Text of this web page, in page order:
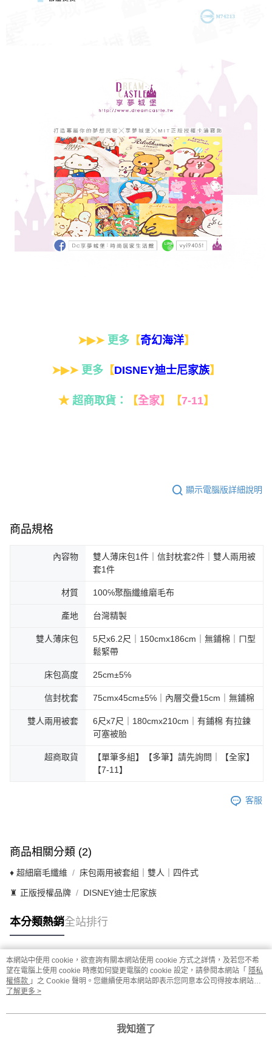
➤▶➤ 更多【奇幻海洋】
➤▶➤ 更多 【DISNEY迪士尼家族】
★ 超商取貨： 【全家】 【7-11】
顯示電腦版詳細說明
商品規格
內容物
雙人薄床包1件｜信封枕套2件｜雙人兩用被
套1件
材質 100℅聚酯纖維磨毛布
產地 台灣精製
雙人薄床包
5尺x6.2尺｜150cmx186cm｜無鋪棉｜ㄇ型
鬆緊帶
床包高度 25cm±5℅
信封枕套 75cmx45cm±5℅｜內層交疊15cm｜無鋪棉
雙人兩用被套
6尺x7尺｜180cmx210cm｜有鋪棉 有拉鍊
可塞被胎
超商取貨
【單筆多組】【多筆】請先詢問｜【全家】
【7-11】
客服
商品相關分類 (2)
♦ 超細磨毛纖維 床包兩用被套組｜雙人｜四件式
♜ 正版授權品牌 DISNEY迪士尼家族
本分類熱銷全站排行
熱門標籤
本網站中使用 cookie，欲查詢有關本網站使用 cookie 方式之詳情，及若您不希
望在電腦上使用 cookie 時應如何變更電腦的 cookie 設定，請參閱本網站「 隱私
權條款 」之 Cookie 聲明。您繼續使用本網站即表示您同意本公司得按本網站使
用條款之 Cookie 聲明使用 cookie。
了解更多 >
我知道了